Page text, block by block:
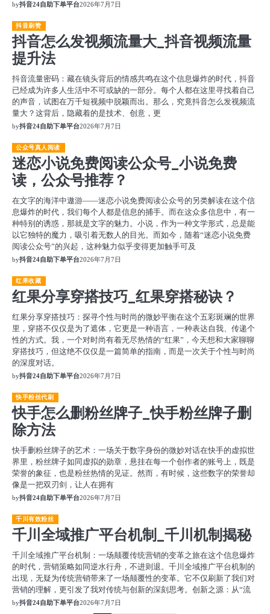
by抖音24自助下单平台2026年7月7日
抖音刷赞
抖音怎么发视频流量大_抖音视频流量
提升法
抖音流量密码：藏在镜头背后的情感共鸣在这个信息爆炸的时代，抖音
已经成为许多人生活中不可或缺的一部分。每个人都在这里寻找着自己
的声音，试图在万千短视频中脱颖而出。那么，究竟抖音怎么发视频流
量大？这背后，隐藏着的是技术、创意，更
by抖音24自助下单平台2026年7月7日
公众号真人阅读
迷恋小说免费阅读公众号_小说免费
读，公众号推荐？
在文字的海洋中遨游——迷恋小说免费阅读公众号的另类解读在这个信
息爆炸的时代，我们每个人都是信息的捕手。而在这众多信息中，有一
种特别的诱惑，那就是文字的魅力。小说，作为一种文学形式，总是能
以它独特的魔力，吸引着无数人的目光。而如今，随着“迷恋小说免费
阅读公众号”的兴起，这种魅力似乎变得更加触手可及
by抖音24自助下单平台2026年7月7日
红果收藏
红果分享穿搭技巧_红果穿搭秘诀？
红果分享穿搭技巧：探寻个性与时尚的微妙平衡在这个五彩斑斓的世界
里，穿搭不仅仅是为了遮体，它更是一种语言，一种表达自我、传递个
性的方式。我，一个对时尚有着无尽热情的“红果”，今天想和大家聊聊
穿搭技巧，但这绝不仅仅是一篇简单的指南，而是一次关于个性与时尚
的深度对话。
by抖音24自助下单平台2026年7月7日
快手粉丝代刷
快手怎么删粉丝牌子_快手粉丝牌子删
除方法
快手删粉丝牌子的艺术：一场关于数字身份的微妙对话在快手的虚拟世
界里，粉丝牌子如同虚拟的勋章，悬挂在每一个创作者的账号上，既是
荣誉的象征，也是粉丝热情的见证。然而，有时候，这些数字的荣誉却
像是一把双刃剑，让人在拥有
by抖音24自助下单平台2026年7月7日
千川有效粉丝
千川全域推广平台机制_千川机制揭秘
千川全域推广平台机制：一场颠覆传统营销的变革之旅在这个信息爆炸
的时代，营销策略如同逆水行舟，不进则退。千川全域推广平台机制的
出现，无疑为传统营销带来了一场颠覆性的变革。它不仅刷新了我们对
营销的理解，更引发了我对传统与创新的深刻思考。创新之源：从“流
by抖音24自助下单平台2026年7月7日